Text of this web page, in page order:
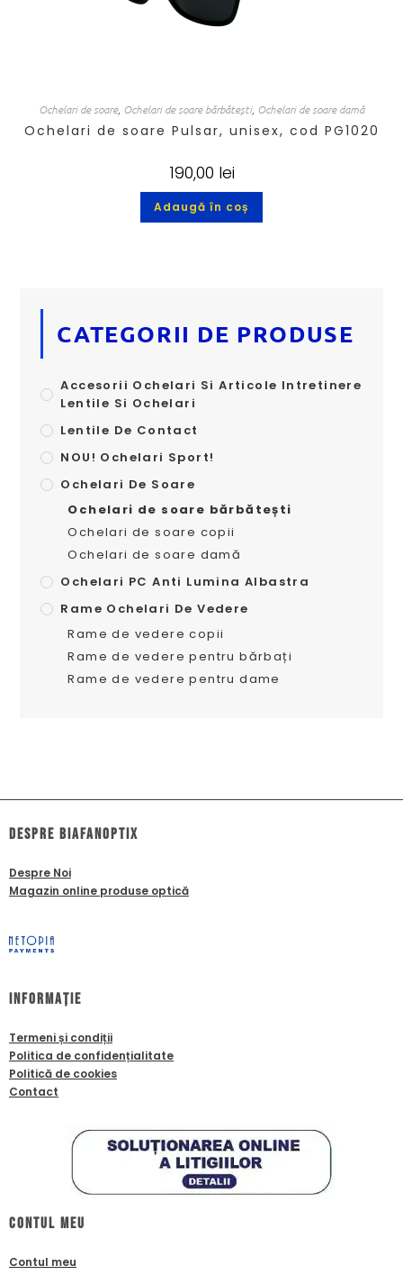
Ochelari de soare, Ochelari de soare bărbătești, Ochelari de soare damă
Ochelari de soare Pulsar, unisex, cod PG1020
190,00 lei
Adaugă în coș
CATEGORII DE PRODUSE
Accesorii Ochelari Si Articole Intretinere
Lentile Si Ochelari
Lentile De Contact
NOU! Ochelari Sport!
Ochelari De Soare
Ochelari de soare bărbătești
Ochelari de soare copii
Ochelari de soare damă
Ochelari PC Anti Lumina Albastra
Rame Ochelari De Vedere
Rame de vedere copii
Rame de vedere pentru bărbați
Rame de vedere pentru dame
dESPRE biafanoptix
Despre Noi
Magazin online produse optică
Informație
Termeni și condiții
Politica de confidențialitate
Politică de cookies
Contact
Contul meu
Contul meu